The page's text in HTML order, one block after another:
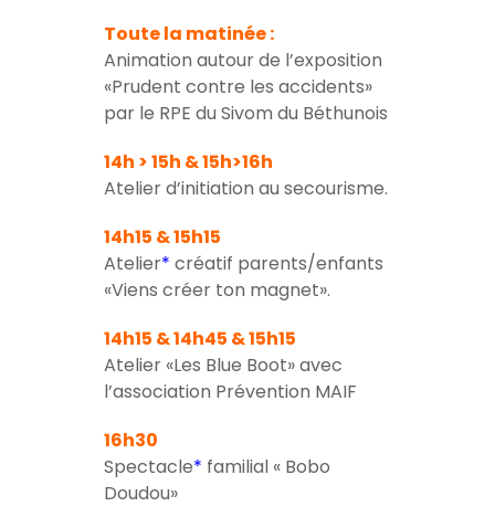
Toute la matinée :
Animation autour de l’exposition
«Prudent contre les accidents»
par le RPE du Sivom du Béthunois
14h > 15h & 15h>16h
Atelier d’initiation au secourisme.
14h15 & 15h15
Atelier* créatif parents/enfants
«Viens créer ton magnet».
14h15 & 14h45 & 15h15
Atelier «Les Blue Boot» avec
l’association Prévention MAIF
16h30
Spectacle* familial « Bobo
Doudou»